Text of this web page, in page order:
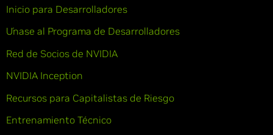
Inicio para Desarrolladores
Únase al Programa de Desarrolladores
Red de Socios de NVIDIA
NVIDIA Inception
Recursos para Capitalistas de Riesgo
Entrenamiento Técnico